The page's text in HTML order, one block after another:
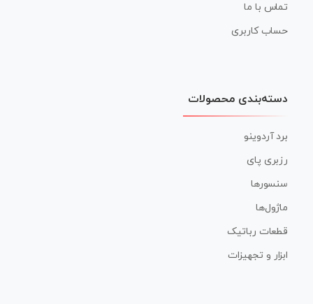
تماس با ما
حساب کاربری
دسته‌بندی محصولات
برد آردوینو
رزبری پای
سنسورها
ماژول‌ها
قطعات رباتیک
ابزار و تجهیزات